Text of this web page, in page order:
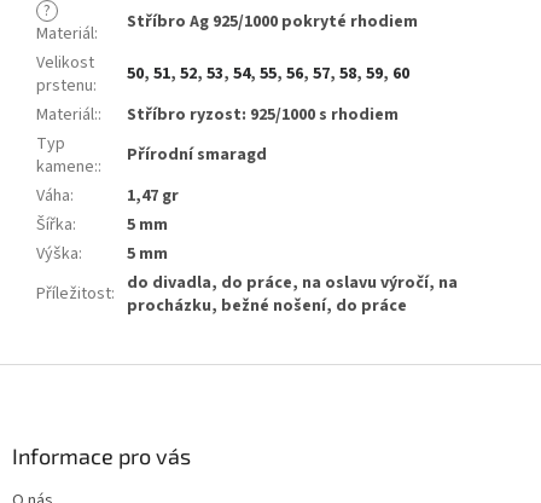
?
Materiál:
Stříbro Ag 925/1000 pokryté rhodiem
Velikost
prstenu: 50, 51, 52, 53, 54, 55, 56, 57, 58, 59, 60
Materiál::
Stříbro ryzost: 925/1000 s rhodiem
Typ
kamene::
Přírodní smaragd
Váha:
1,47 gr
Šířka:
5 mm
Výška:
5 mm
Příležitost: do divadla, do práce, na oslavu výročí, na
procházku, bežné nošení, do práce
Informace pro vás